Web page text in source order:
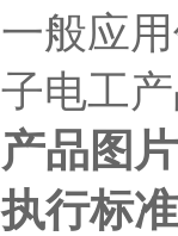
一般应
子电工
产品图片
执行标准